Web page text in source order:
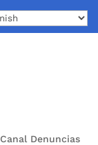
Canal Denuncias